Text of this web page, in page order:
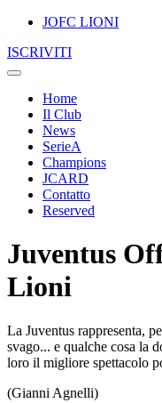
JOFC LIONI
ISCRIVITI
Home
Il Club
News
SerieA
Champions
JCARD
Contatto
Reserved
Juventus
Lioni
La Juventus rappresenta,
svago... e qualche cosa la
loro il migliore spettacolo
(Gianni Agnelli)